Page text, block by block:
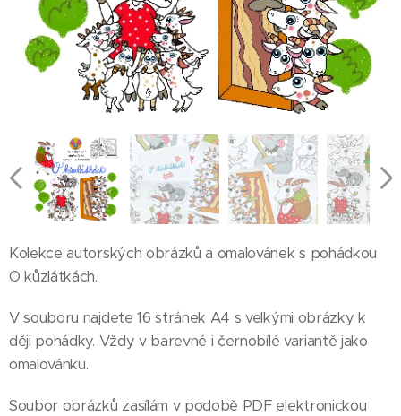
Kolekce autorských obrázků a omalovánek s pohádkou
O kůzlátkách.
V souboru najdete 16 stránek A4 s velkými obrázky k
ději pohádky. Vždy v barevné i černobílé variantě jako
omalovánku.
Soubor obrázků zasílám v podobě PDF elektronickou